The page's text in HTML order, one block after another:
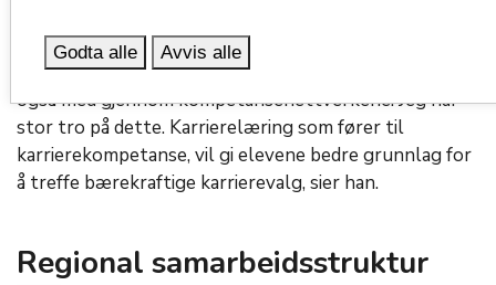
som teller både faglærer, rådgiver, karriereveileder,
kommunalt som fylkeskommunalt. Arbeidslivet er
også med gjennom kompetansenettverkene. Jeg har
stor tro på dette. Karrierelæring som fører til
karrierekompetanse, vil gi elevene bedre grunnlag for
å treffe bærekraftige karrierevalg, sier han.
Regional samarbeidsstruktur
Godta alle Avvis alle